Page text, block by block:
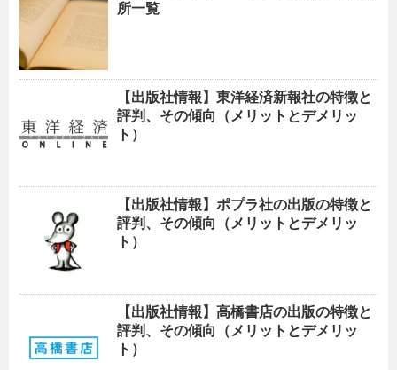
所一覧
【出版社情報】東洋経済新報社の特徴と
評判、その傾向（メリットとデメリッ
ト）
【出版社情報】ポプラ社の出版の特徴と
評判、その傾向（メリットとデメリッ
ト）
【出版社情報】高橋書店の出版の特徴と
評判、その傾向（メリットとデメリッ
ト）